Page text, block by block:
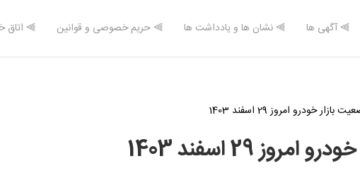
⫸ آگهی ها ⫸ نشان ها و یادداشت ها ⫸ حریم خصوصی و قوانین ⫸ اتاق
بازار خودرو امروز 29 اسفند 1403
29 اسفند 1403